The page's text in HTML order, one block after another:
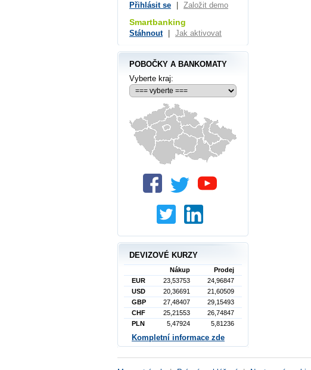
Přihlásit se Založit demo
Smartbanking
Stáhnout Jak aktivovat
POBOČKY A BANKOMATY
Vyberte kraj:
DEVIZOVÉ KURZY
Nákup
Prodej
EUR
23,53753
24,96847
USD
20,36691
21,60509
GBP
27,48407
29,15493
CHF
25,21553
26,74847
PLN
5,47924 5,81236
Kompletní informace zde